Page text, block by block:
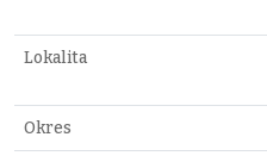
Lokalita
Okres